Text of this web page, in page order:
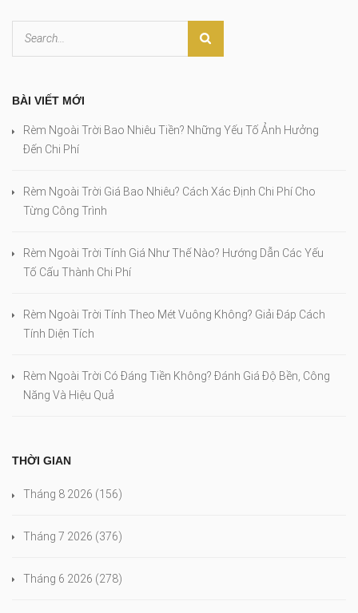
BÀI VIẾT MỚI
Rèm Ngoài Trời Bao Nhiêu Tiền? Những Yếu Tố Ảnh Hưởng
Đến Chi Phí
Rèm Ngoài Trời Giá Bao Nhiêu? Cách Xác Định Chi Phí Cho
Từng Công Trình
Rèm Ngoài Trời Tính Giá Như Thế Nào? Hướng Dẫn Các Yếu
Tố Cấu Thành Chi Phí
Rèm Ngoài Trời Tính Theo Mét Vuông Không? Giải Đáp Cách
Tính Diện Tích
Rèm Ngoài Trời Có Đáng Tiền Không? Đánh Giá Độ Bền, Công
Năng Và Hiệu Quả
THỜI GIAN
Tháng 8 2026 (156)
Tháng 7 2026 (376)
Tháng 6 2026 (278)